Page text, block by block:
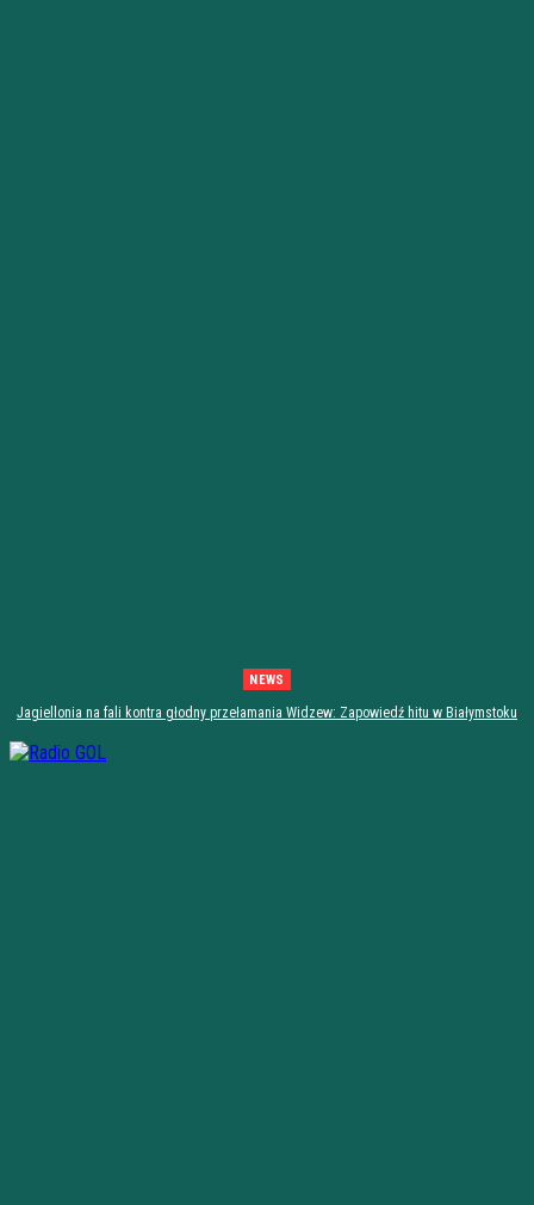
NEWS
Jagiellonia na fali kontra głodny przełamania Widzew: Zapowiedź hitu w Białymstoku